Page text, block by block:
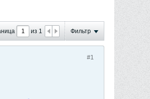
из 1 Фильтр
#1